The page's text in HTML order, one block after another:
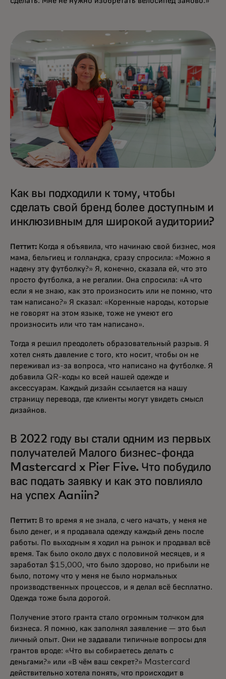
Как вы подходили к тому, чтобы
сделать свой бренд более доступным и
инклюзивным для широкой аудитории?
Петтит: Когда я объявила, что начинаю свой бизнес, моя
мама, бельгиец и голландка, сразу спросила: «Можно я
надену эту футболку?» Я, конечно, сказала ей, что это
просто футболка, а не регалии. Она спросила: «А что
если я не знаю, как это произносить или не помню, что
там написано?» Я сказал: «Коренные народы, которые
не говорят на этом языке, тоже не умеют его
произносить или что там написано».
Тогда я решил преодолеть образовательный разрыв. Я
хотел снять давление с того, кто носит, чтобы он не
переживал из-за вопроса, что написано на футболке. Я
добавила QR-коды ко всей нашей одежде и
аксессуарам. Каждый дизайн ссылается на нашу
страницу перевода, где клиенты могут увидеть смысл
дизайнов.
В 2022 году вы стали одним из первых
получателей Малого бизнес-фонда
Mastercard x Pier Five. Что побудило
вас подать заявку и как это повлияло
на успех Aaniin?
Петтит: В то время я не знала, с чего начать, у меня не
было денег, и я продавала одежду каждый день после
работы. По выходным я ходил на рынок и продавал всё
время. Так было около двух с половиной месяцев, и я
заработал $15,000, что было здорово, но прибыли не
было, потому что у меня не было нормальных
производственных процессов, и я делал всё бесплатно.
Одежда тоже была дорогой.
Получение этого гранта стало огромным толчком для
бизнеса. Я помню, как заполнял заявление — это был
личный опыт. Они не задавали типичные вопросы для
грантов вроде: «Что вы собираетесь делать с
деньгами?» или «В чём ваш секрет?» Mastercard
действительно хотела понять, что происходит в